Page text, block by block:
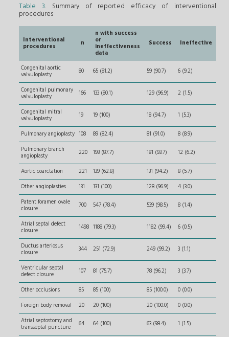
Table 3. Summary of reported efficacy of interventional
procedures
Interventional
procedures n
n with success
or
ineffectiveness
data
Success Ineffective
Congenital aortic
valvuloplasty 80 65 (81.2) 59 (90.7) 6 (9.2)
Congenital pulmonary
valvuloplasty 166 133 (80.1) 129 (96.9) 2 (1.5)
Congenital mitral
valvuloplasty 19 19 (100) 18 (94.7) 1 (5.3)
Pulmonary angioplasty 108 89 (82.4) 81 (91.0)
8 (8.9)
Pulmonary branch
angioplasty 220 193 (87.7) 181 (93.7) 12 (6.2)
Aortic coarctation 221 139 (62.8) 131 (94.2)
8 (5.7)
Other angioplasties
131 131 (100) 128 (96.9)
4 (3.0)
Patent foramen ovale
closure 700 547 (78.4) 539 (98.5) 8 (1.4)
Atrial septal defect
closure 1498 1188 (79.3) 1182 (99.4) 6 (0.5)
Ductus arteriosus
closure 344 251 (72.9) 249 (99.2) 3 (1.1)
Ventricular septal
defect closure 107 81 (75.7) 78 (96.2) 3 (3.7)
Other occlusions 85 85 (100) 85 (100.0)
0 (0.0)
Foreign body removal
20 20 (100) 20 (100.0)
0 (0.0)
Atrial septostomy and
transseptal puncture 64 64 (100) 63 (98.4) 1 (1.5)